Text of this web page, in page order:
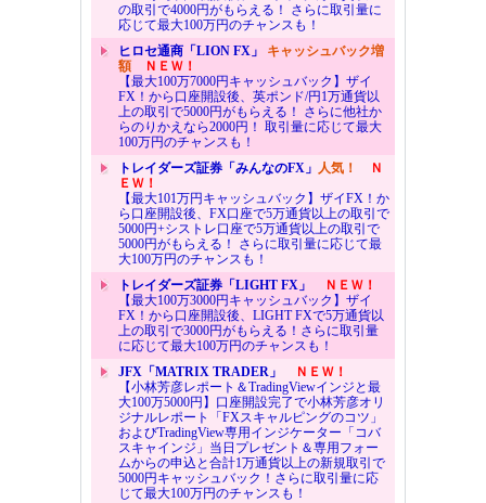
の取引で4000円がもらえる！ さらに取引量に
応じて最大100万円のチャンスも！
ヒロセ通商「LION FX」 キャッシュバック増
額ＮＥＷ！
【最大100万7000円キャッシュバック】ザイ
FX！から口座開設後、英ポンド/円1万通貨以
上の取引で5000円がもらえる！ さらに他社か
らのりかえなら2000円！ 取引量に応じて最大
100万円のチャンスも！
トレイダーズ証券「みんなのFX」 人気！
Ｎ
ＥＷ！
【最大101万円キャッシュバック】ザイFX！か
ら口座開設後、FX口座で5万通貨以上の取引で
5000円+シストレ口座で5万通貨以上の取引で
5000円がもらえる！ さらに取引量に応じて最
大100万円のチャンスも！
トレイダーズ証券「LIGHT FX」
ＮＥＷ！
【最大100万3000円キャッシュバック】ザイ
FX！から口座開設後、LIGHT FXで5万通貨以
上の取引で3000円がもらえる！さらに取引量
に応じて最大100万円のチャンスも！
JFX「MATRIX TRADER」
ＮＥＷ！
【小林芳彦レポート＆TradingViewインジと最
大100万5000円】口座開設完了で小林芳彦オリ
ジナルレポート「FXスキャルピングのコツ」
およびTradingView専用インジケーター「コバ
スキャインジ」当日プレゼント＆専用フォー
ムからの申込と合計1万通貨以上の新規取引で
5000円キャッシュバック！さらに取引量に応
じて最大100万円のチャンスも！